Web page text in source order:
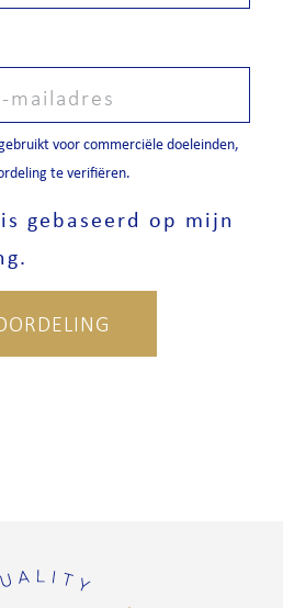
voor commerciële doeleinden,
te verifiëren.
gebaseerd op mijn